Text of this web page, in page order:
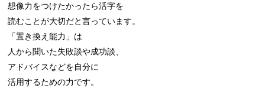
想像力をつけたかったら活字を
読むことが大切だと言っています。
「置き換え能力」は
人から聞いた失敗談や成功談、
アドバイスなどを自分に
活用するための力です。